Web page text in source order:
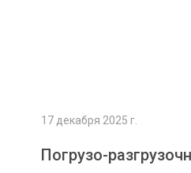
17 декабря 2025 г.
Погрузо-